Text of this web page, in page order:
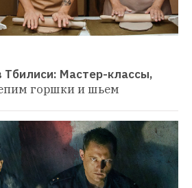
Тбилиси: Мастер-классы,
горшки и шьем